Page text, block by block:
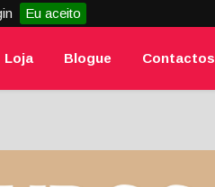
Eu aceito
Loja Blogue Contactos